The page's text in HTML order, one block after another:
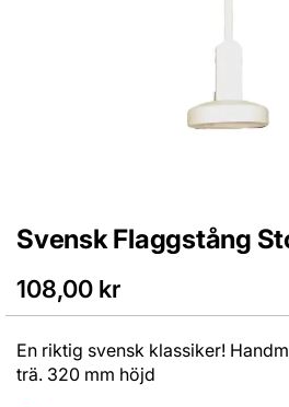
Svensk Flaggstång
108,00 kr
En riktig svensk klassiker!
trä. 320 mm höjd
Hoppa
början